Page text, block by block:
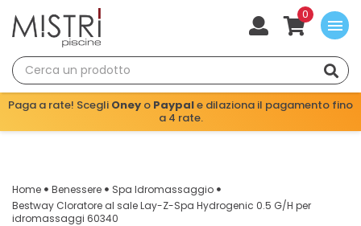
0
menu
Paga a rate! Scegli Oney o Paypale dilaziona il pagamento fino
a 4 rate.
Home Benessere
Spa Idromassaggio
Bestway Cloratore al sale Lay-Z-Spa Hydrogenic 0.5 G/H per
idromassaggi 60340